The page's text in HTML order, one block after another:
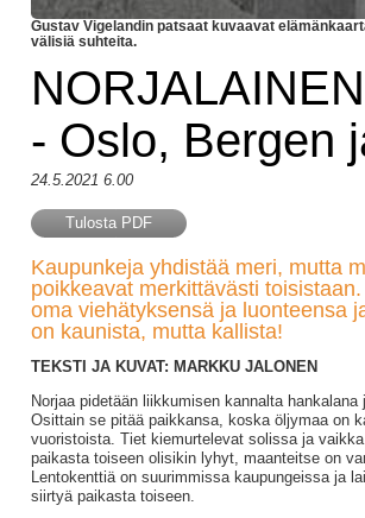
Gustav Vigelandin patsaat kuvaavat
välisiä suhteita.
- Oslo, Bergen
24.5.2021 6.00
Tulosta PDF
Kaupunkeja yhdistää meri, mutta
poikkeavat merkittävästi
oma viehätyksensä ja luonteensa
on kaunista, mutta kallista!
TEKSTI JA KUVAT: MARKKU JALONEN
Norjaa pidetään liikkumisen kannalta hankalana
Osittain se pitää paikkansa, koska öljymaa on
vuoristoista. Tiet kiemurtelevat solissa ja
paikasta toiseen olisikin lyhyt, maanteitse on
Lentokenttiä on suurimmissa kaupungeissa ja
siirtyä paikasta toiseen.